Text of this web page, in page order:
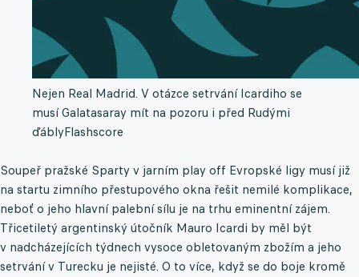
Nejen Real Madrid. V otázce setrvání Icardiho se
musí Galatasaray mít na pozoru i před Rudými
ďáblyFlashscore
Soupeř pražské Sparty v jarním play off Evropské ligy musí již
na startu zimního přestupového okna řešit nemilé komplikace,
neboť o jeho hlavní palební sílu je na trhu eminentní zájem.
Třicetiletý argentinský útočník Mauro Icardi by měl být
v nadcházejících týdnech vysoce obletovaným zbožím a jeho
setrvání v Turecku je nejisté. O to více, když se do boje kromě